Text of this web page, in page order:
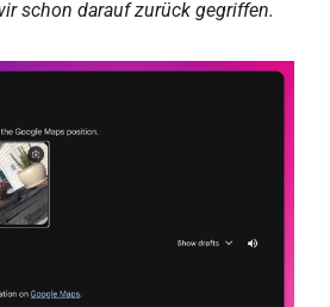
schon darauf zurück gegriffen.